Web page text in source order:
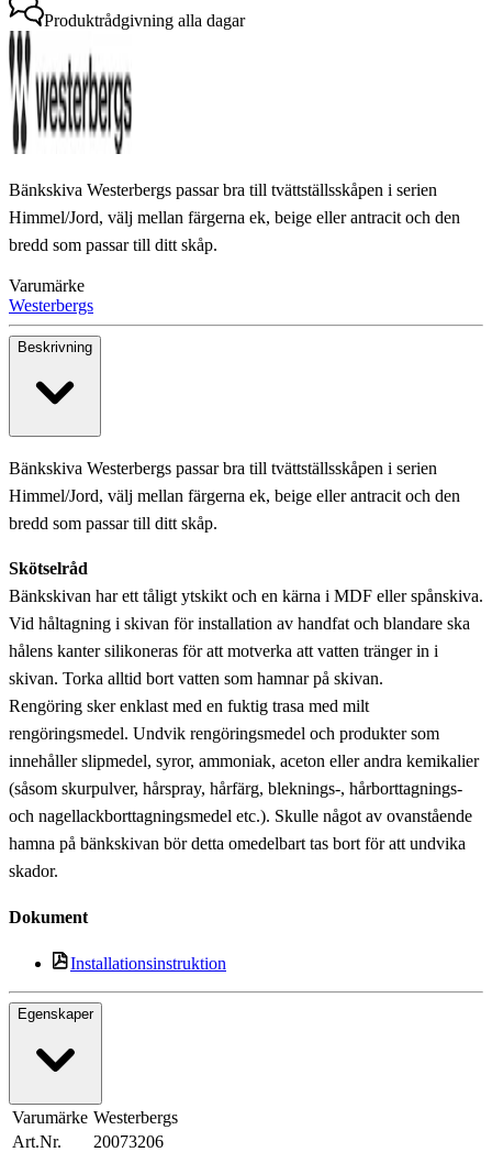
Produktrådgivning alla dagar
Bänkskiva Westerbergs passar bra till tvättställsskåpen i serien
Himmel/Jord, välj mellan färgerna ek, beige eller antracit och den
bredd som passar till ditt skåp.
Varumärke
Westerbergs
Beskrivning
Bänkskiva Westerbergs passar bra till tvättställsskåpen i serien
Himmel/Jord, välj mellan färgerna ek, beige eller antracit och den
bredd som passar till ditt skåp.
Skötselråd
Bänkskivan har ett tåligt ytskikt och en kärna i MDF eller spånskiva.
Vid håltagning i skivan för installation av handfat och blandare ska
hålens kanter silikoneras för att motverka att vatten tränger in i
skivan. Torka alltid bort vatten som hamnar på skivan.
Rengöring sker enklast med en fuktig trasa med milt
rengöringsmedel. Undvik rengöringsmedel och produkter som
innehåller slipmedel, syror, ammoniak, aceton eller andra kemikalier
(såsom skurpulver, hårspray, hårfärg, bleknings-, hårborttagnings-
och nagellackborttagningsmedel etc.). Skulle något av ovanstående
hamna på bänkskivan bör detta omedelbart tas bort för att undvika
skador.
Dokument
Installationsinstruktion
Egenskaper
Varumärke Westerbergs
Art.Nr.
20073206